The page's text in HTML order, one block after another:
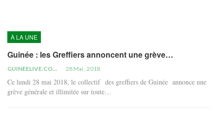
À LA UNE
Guinée : les Greffiers annoncent une grève…
GUINEELIVE.COM 28 Mai , 2018
Ce lundi 28 mai 2018, le collectif des greffiers de Guinée annonce une
grève générale et illimitée sur toute…